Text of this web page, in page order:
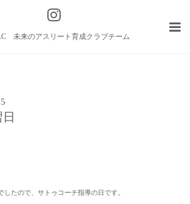
未来のアスリート育成クラブチーム
したので、サトゥコーチ指導の日です。